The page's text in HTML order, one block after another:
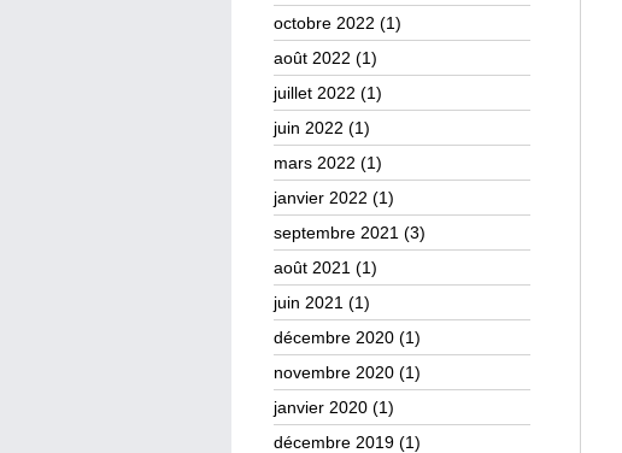
octobre 2022 (1)
août 2022 (1)
juillet 2022 (1)
juin 2022 (1)
mars 2022 (1)
janvier 2022 (1)
septembre 2021 (3)
août 2021 (1)
juin 2021 (1)
décembre 2020 (1)
novembre 2020 (1)
janvier 2020 (1)
décembre 2019 (1)